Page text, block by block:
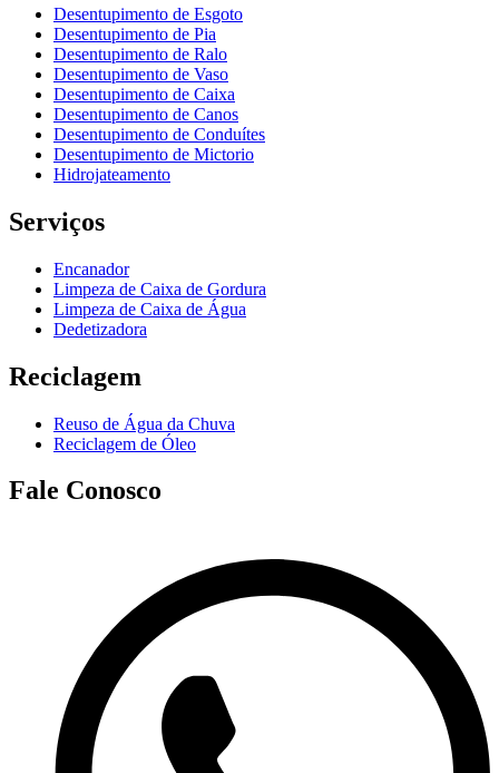
Desentupimento de Esgoto
Desentupimento de Pia
Desentupimento de Ralo
Desentupimento de Vaso
Desentupimento de Caixa
Desentupimento de Canos
Desentupimento de Conduítes
Desentupimento de Mictorio
Hidrojateamento
Serviços
Encanador
Limpeza de Caixa de Gordura
Limpeza de Caixa de Água
Dedetizadora
Reciclagem
Reuso de Água da Chuva
Reciclagem de Óleo
Fale Conosco